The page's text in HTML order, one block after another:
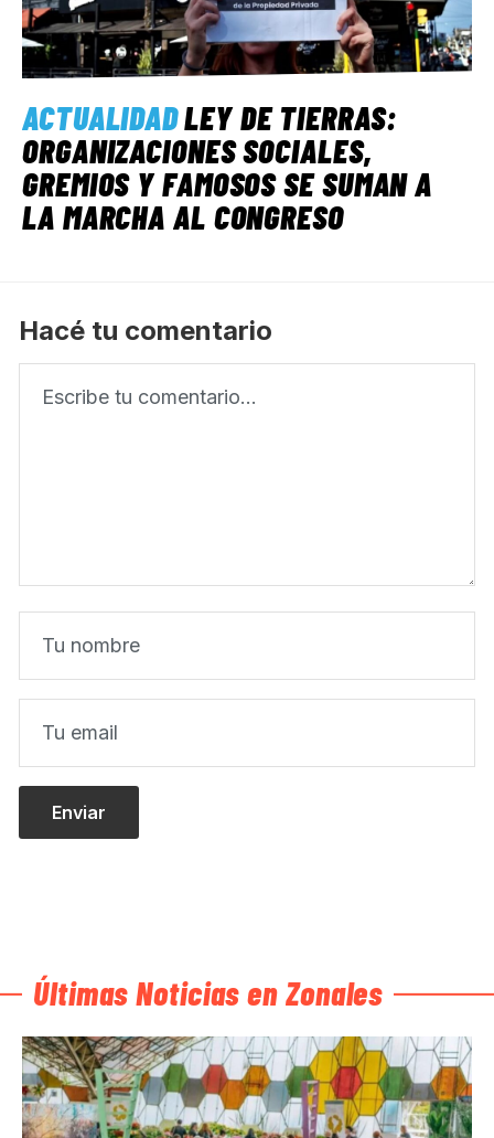
ACTUALIDADLEY DE TIERRAS:
ORGANIZACIONES SOCIALES,
GREMIOS Y FAMOSOS SE SUMAN A
LA MARCHA AL CONGRESO
Hacé tu comentario
Últimas Noticias en Zonales